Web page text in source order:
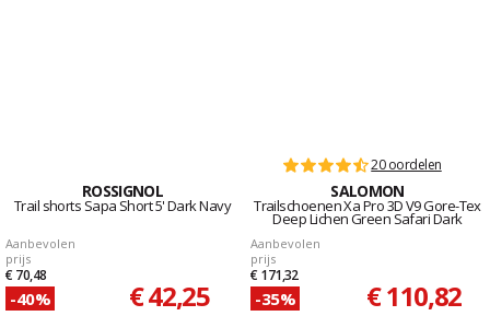
ROSSIGNOL
Trail shorts Sapa Short 5' Dark Navy
Aanbevolen
prijs
€ 70,48
-40% € 42,25
20 oordelen
SALOMON
Trailschoenen Xa Pro 3D V9 Gore-Tex
Deep Lichen Green Safari Dark
Aanbevolen
prijs
€ 171,32
-35% € 110,82